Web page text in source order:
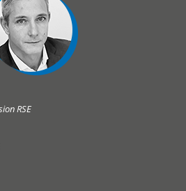
RSE